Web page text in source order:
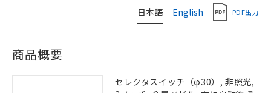
日本語 English PDF出力
商品概要
セレクタスイッチ（φ30）, 非照光,